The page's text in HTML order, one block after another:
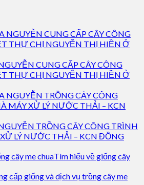
CUNG CẤP CÂY CÔNG
THỰ CHỊ NGUYỄN THỊ HIỀN Ở
TRỒNG CÂY CÔNG TRÌNH
LÝ NƯỚC THẢI – KCN ĐỒNG
Tìm hiểu về giống cây